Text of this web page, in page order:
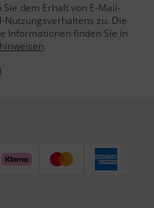
dem Erhalt von E-Mail-
zu. Die
Informationen finden Sie in
.